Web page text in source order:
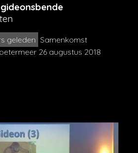
geleden Samenkomst
Goedbericht te Zoetermeer 26 augustus 2018